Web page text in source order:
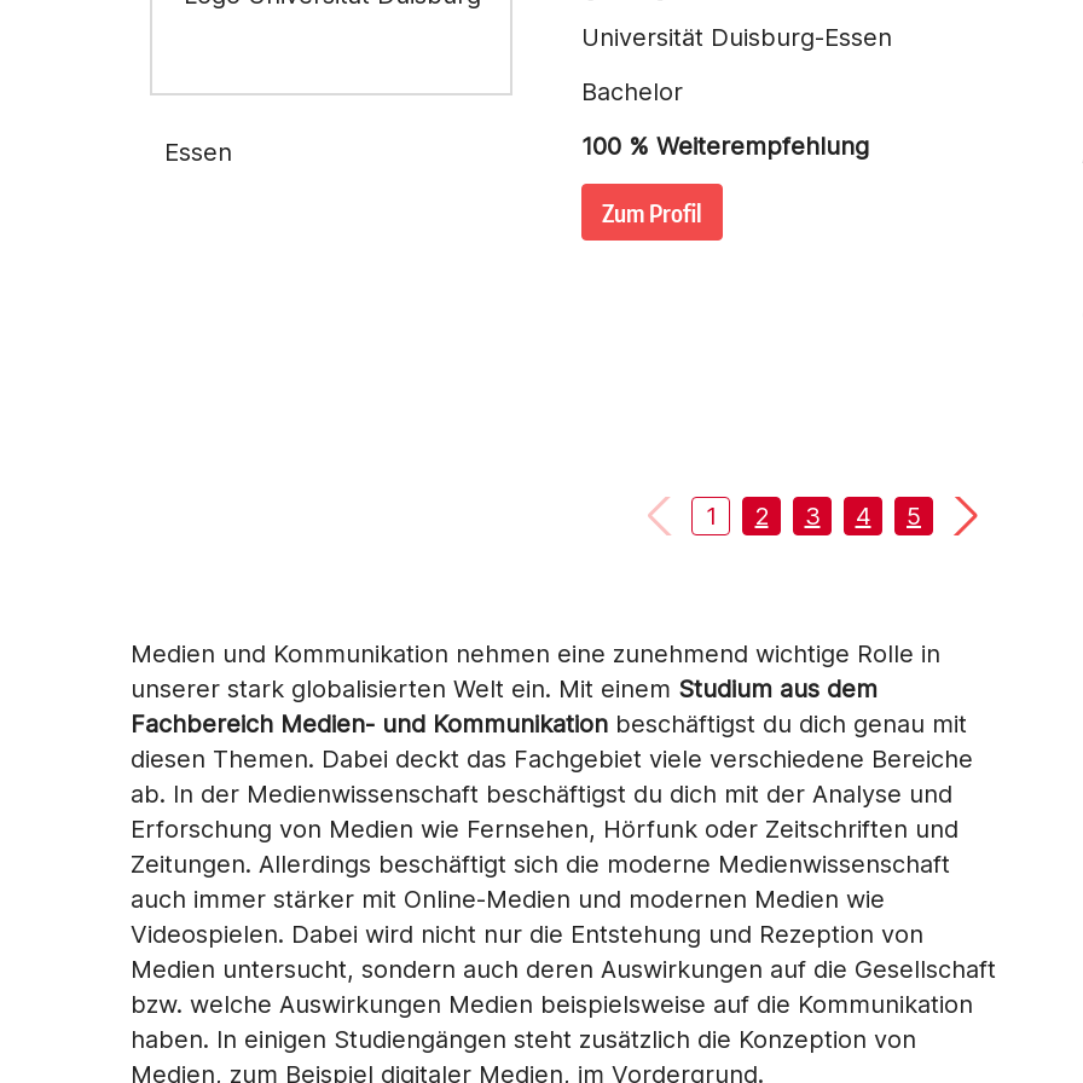
Universität Duisburg-Essen
Bachelor
100% Weiterempfehlung
Zum Profil
1 2 3 4 5 6
Medien und Kommunikation nehmen eine zunehmend wichtige Rolle in
unserer stark globalisierten Welt ein. Mit einem Studium aus dem
Fachbereich Medien- und Kommunikation beschäftigst du dich genau mit
diesen Themen. Dabei deckt das Fachgebiet viele verschiedene Bereiche
ab. In der Medienwissenschaft beschäftigst du dich mit der Analyse und
Erforschung von Medien wie Fernsehen, Hörfunk oder Zeitschriften und
Zeitungen. Allerdings beschäftigt sich die moderne Medienwissenschaft
auch immer stärker mit Online-Medien und modernen Medien wie
Videospielen. Dabei wird nicht nur die Entstehung und Rezeption von
Medien untersucht, sondern auch deren Auswirkungen auf die Gesellschaft
bzw. welche Auswirkungen Medien beispielsweise auf die Kommunikation
haben. In einigen Studiengängen steht zusätzlich die Konzeption von
Medien, zum Beispiel digitaler Medien, im Vordergrund.